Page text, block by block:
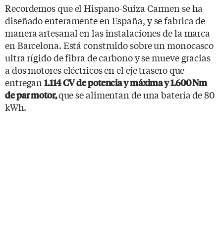
Recordemos que el Hispano-Suiza Carmen se ha
diseñado enteramente en España, y se fabrica de
manera artesanal en las instalaciones de la marca
en Barcelona. Está construido sobre un monocasco
ultra rígido de fibra de carbono y se mueve gracias
a dos motores eléctricos en el eje trasero que
entregan1.114 CV de potencia y máxima y 1.600 Nm
de par motor,que se alimentan de una batería de 80
kWh.